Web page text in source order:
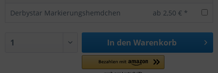
Derbystar Markierungshemdchen ab 2,50 € *
In den Warenkorb